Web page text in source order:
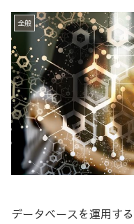
全般
データベースを運用す